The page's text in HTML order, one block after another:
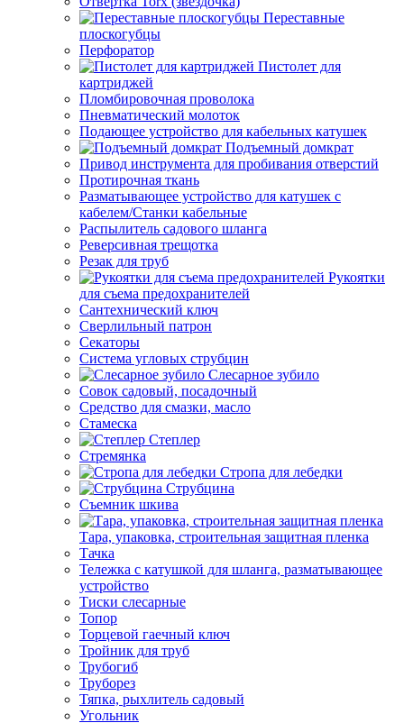
Переставные
плоскогубцы
Перфоратор
Пистолет для
картриджей
Пломбировочная проволока
Пневматический молоток
Подающее устройство для кабельных катушек
Подъемный домкрат
Привод инструмента для пробивания отверстий
Протирочная ткань
Разматывающее устройство для катушек с
кабелем/Станки кабельные
Распылитель садового шланга
Реверсивная трещотка
Резак для труб
Рукоятки
для съема предохранителей
Сантехнический ключ
Сверлильный патрон
Секаторы
Система угловых струбцин
Слесарное зубило
Совок садовый, посадочный
Средство для смазки, масло
Стамеска
Степлер
Стремянка
Стропа для лебедки
Струбцина
Съемник шкива
Тара, упаковка, строительная защитная пленка
Тачка
Тележка с катушкой для шланга, разматывающее
устройство
Тиски слесарные
Топор
Торцевой гаечный ключ
Тройник для труб
Трубогиб
Труборез
Тяпка, рыхлитель садовый
Угольник